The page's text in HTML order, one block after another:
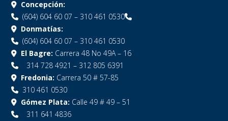
Concepción:
(604) 604 60 07 – 310 461 0530
Donmatías:
(604) 604 60 07 – 310 461 0530
El Bagre: Carrera 48 No 49A – 16
314 728 4921 – 312 805 6391
Fredonia: Carrera 50 # 57-85
310 461 0530
Gómez Plata: Calle 49 # 49 – 51
311 641 4836